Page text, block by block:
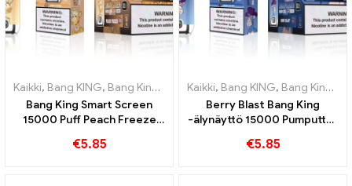
Kaikki, Bang KING, Bang King Smart Screen 15000 Pullistaa ,
Bang King Smart Screen
15000 Puff Peach Freeze
sähkösavukkeet
€5.85
Kaikki, Bang KING, Bang King Smart Screen 15000 Pullistaa
Berry Blast Bang King
-älynäyttö 15000 Pumputtaa
kertakäyttöistä e-savuketta
€5.85